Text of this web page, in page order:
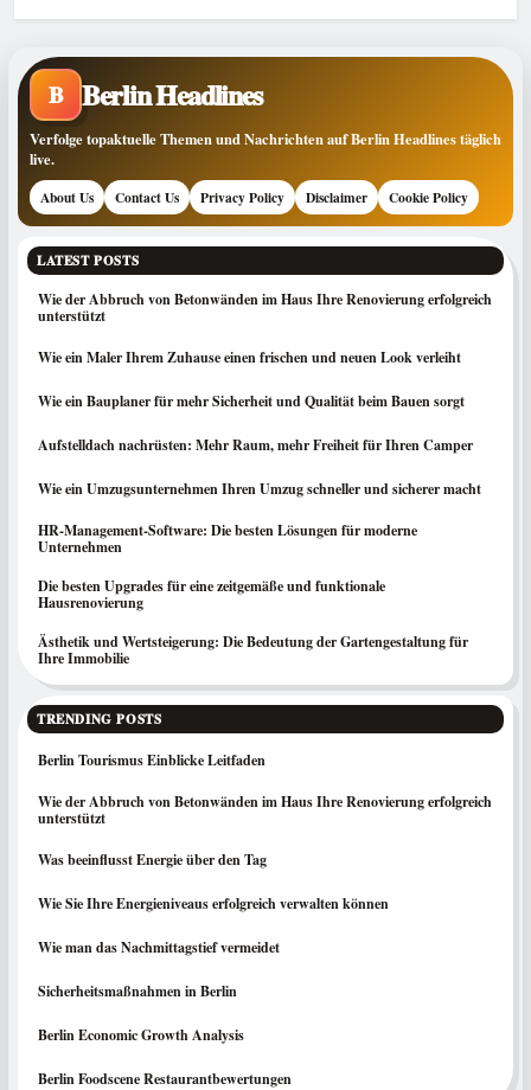
B Berlin Headlines
Verfolge topaktuelle Themen und Nachrichten auf Berlin Headlines täglich
live.
About Us Contact Us Privacy Policy Disclaimer Cookie Policy
LATEST POSTS
Wie der Abbruch von Betonwänden im Haus Ihre Renovierung erfolgreich
unterstützt
Wie ein Maler Ihrem Zuhause einen frischen und neuen Look verleiht
Wie ein Bauplaner für mehr Sicherheit und Qualität beim Bauen sorgt
Aufstelldach nachrüsten: Mehr Raum, mehr Freiheit für Ihren Camper
Wie ein Umzugsunternehmen Ihren Umzug schneller und sicherer macht
HR-Management-Software: Die besten Lösungen für moderne
Unternehmen
Die besten Upgrades für eine zeitgemäße und funktionale
Hausrenovierung
Ästhetik und Wertsteigerung: Die Bedeutung der Gartengestaltung für
Ihre Immobilie
TRENDING POSTS
Berlin Tourismus Einblicke Leitfaden
Wie der Abbruch von Betonwänden im Haus Ihre Renovierung erfolgreich
unterstützt
Was beeinflusst Energie über den Tag
Wie Sie Ihre Energieniveaus erfolgreich verwalten können
Wie man das Nachmittagstief vermeidet
Sicherheitsmaßnahmen in Berlin
Berlin Economic Growth Analysis
Berlin Foodscene Restaurantbewertungen